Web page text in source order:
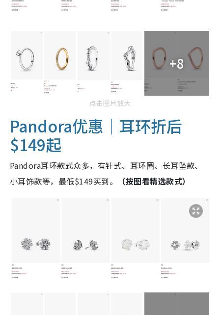
+8
点击图片放大
Pandora优惠｜耳环折后
$149起
Pandora耳环款式众多，有针式、耳环圈、长耳坠款、
小耳饰款等，最低$149买到。
（按图看精选款式）